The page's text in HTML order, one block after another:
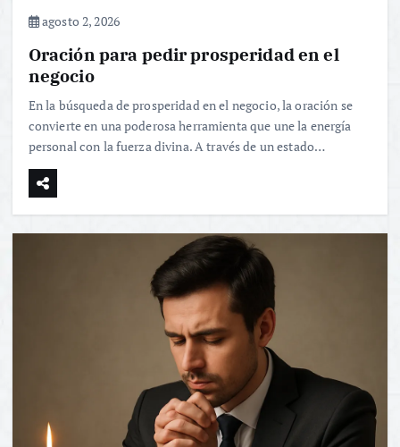
agosto 2, 2026
Oración para pedir prosperidad en el
negocio
En la búsqueda de prosperidad en el negocio, la oración se
convierte en una poderosa herramienta que une la energía
personal con la fuerza divina. A través de un estado…